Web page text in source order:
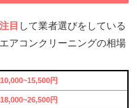
目 して業者選びをしている
アコンクリーニングの相場
円
円